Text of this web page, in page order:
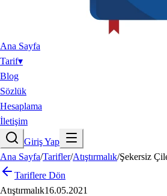
Ana Sayfa
Tarif▾
Blog
Sözlük
Hesaplama
İletişim
Giriş Yap
Ana Sayfa/Tarifler/Atıştırmalık/Şekersiz
Tariflere Dön
Atıştırmalık16.05.2021